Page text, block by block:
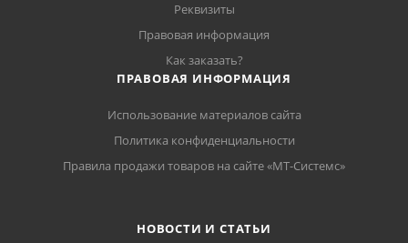
Реквизиты
Правовая информация
Как заказать?
ПРАВОВАЯ ИНФОРМАЦИЯ
Использование материалов сайта
Политика конфиденциальности
Правила продажи товаров на сайте «МТ-Системс»
НОВОСТИ И СТАТЬИ